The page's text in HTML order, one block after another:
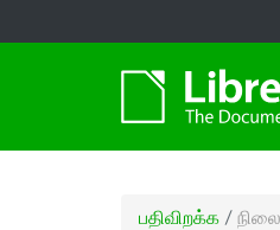
பதிவிறக்க /